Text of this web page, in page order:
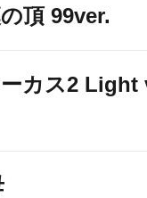
頂 99ver.
カス2 Light